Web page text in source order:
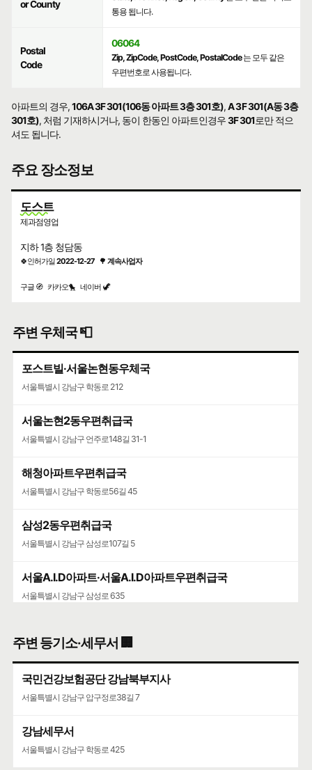
or County
통용 됩니다.
Postal
Code
06064
Zip, ZipCode, PostCode, PostalCode는 모두 같은
우편번호로 사용됩니다.
아파트의 경우,106A 3F 301(106동 아파트 3층 301호),A 3F 301(A동 3층
301호), 처럼 기재하시거나, 동이 한동인 아파트인경우3F 301로만 적으
셔도 됩니다.
주요 장소정보
도스트
제과점영업
지하 1층 청담동
🍀인허가일2022-12-27 🌳 계속사업자
구글 🧭 카카오🐤 네이버 🦖
주변 우체국 📮
포스트빌·서울논현동우체국
서울특별시 강남구 학동로 212
서울논현2동우편취급국
서울특별시 강남구 언주로148길 31-1
해청아파트우편취급국
서울특별시 강남구 학동로56길 45
삼성2동우편취급국
서울특별시 강남구 삼성로107길 5
서울A.I.D아파트·서울A.I.D아파트우편취급국
서울특별시 강남구 삼성로 635
서울특별시 강남구 도산대로 507
코엑스
서울특별시 강남구 영동대로 513
주변 등기소·세무서 🏢
국민건강보험공단 강남북부지사
서울특별시 강남구 압구정로38길 7
강남세무서
서울특별시 강남구 학동로 425